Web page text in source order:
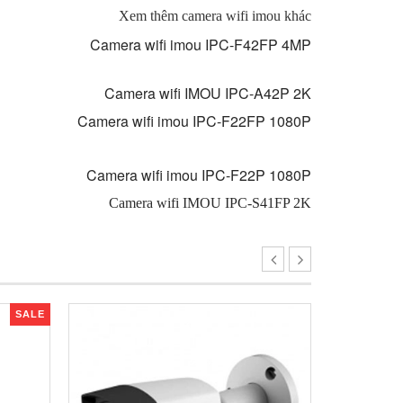
Xem thêm camera wifi imou khác
Camera wifi imou IPC-F42FP 4MP
Camera wifi IMOU IPC-A42P 2K
Camera wifi imou IPC-F22FP 1080P
Camera wifi imou IPC-F22P 1080P
Camera wifi IMOU IPC-S41FP 2K
SALE